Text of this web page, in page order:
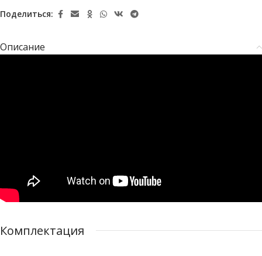
Поделиться:
Описание
Комплектация